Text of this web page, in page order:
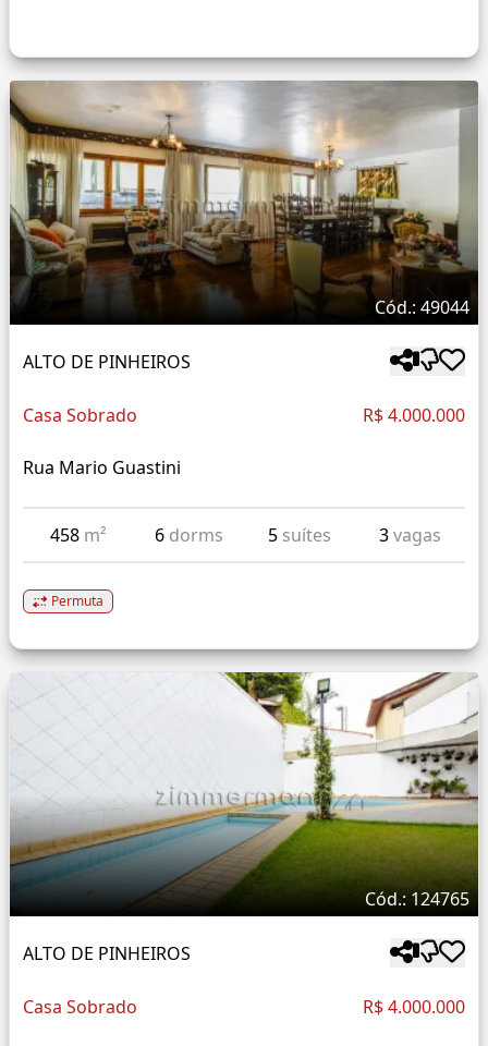
Cód.: 49044
ALTO DE PINHEIROS
Casa Sobrado R$ 4.000.000
Rua Mario Guastini
458 m² 6 dorms 5 suítes 3vagas
Permuta
Cód.: 124765
ALTO DE PINHEIROS
Casa Sobrado R$ 4.000.000